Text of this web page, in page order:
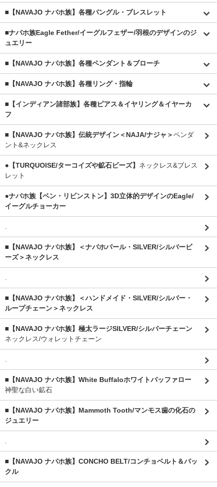
■【NAVAJO ナバホ族】各種バングル・ブレスレット
■ナバホ族Eagle Fether/イーグルフェザー/羽根のデザインのジ
ュエリー
■【NAVAJO ナバホ族】各種ペンダント＆ブローチ
■【NAVAJO ナバホ族】各種リング・指輪
■【インディアン諸部族】各種ピアス＆イヤリング＆イヤーカ
フ
■【NAVAJO ナバホ族】伝統デザイン＜NAJA/ナジャ＞ペンダ
ント&ネックレス
●【TURQUOISE/ターコイズや鉱石ビーズ】 ネックレス&ブレス
レット
●ナバホ族【ベン・リビンストン】3D立体的デザインのEagle/
イーグルチョーカー
■【NAVAJO ナバホ族】＜ナバホパール・SILVER/シルバービ
ーズ＞ネックレス
■【NAVAJO ナバホ族】＜ハンドメイド・SILVER/シルバー・
ループチェーン＞ネックレス
■【NAVAJO ナバホ族】極太ラージSILVER/シルバーチェーン
ネックレス/ウォレットチェーン
■【NAVAJO ナバホ族】White Buffaloホワイトバッファロー
神聖な白い鉱石
■【NAVAJO ナバホ族】Mammoth Tooth/マンモス歯の化石の
ジュエリー
■【NAVAJO ナバホ族】CONCHO BELT/コンチョベルト＆バッ
クル